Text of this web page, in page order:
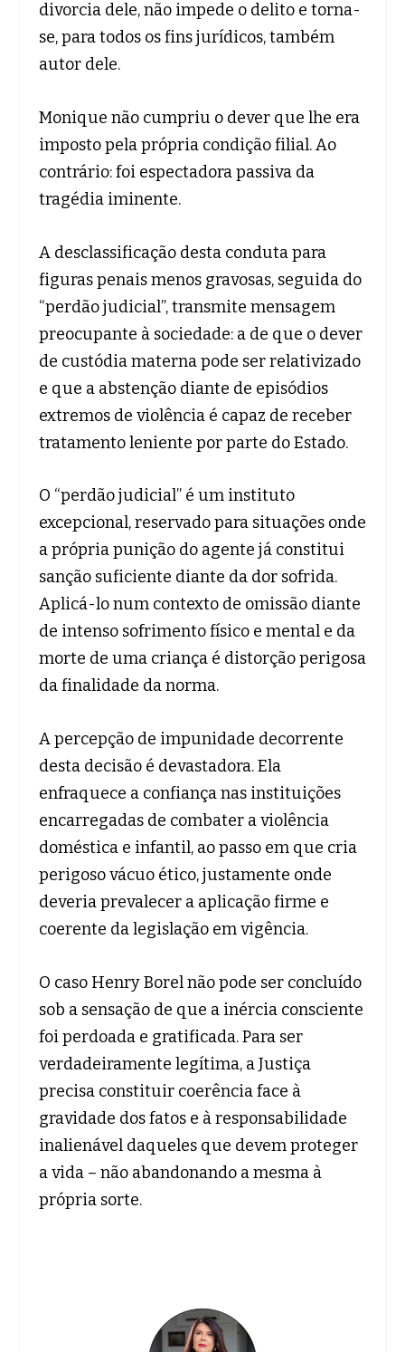
divorcia dele, não impede o delito e torna-
se, para todos os fins jurídicos, também
autor dele.
Monique não cumpriu o dever que lhe era
imposto pela própria condição filial. Ao
contrário: foi espectadora passiva da
tragédia iminente.
A desclassificação desta conduta para
figuras penais menos gravosas, seguida do
“perdão judicial”, transmite mensagem
preocupante à sociedade: a de que o dever
de custódia materna pode ser relativizado
e que a abstenção diante de episódios
extremos de violência é capaz de receber
tratamento leniente por parte do Estado.
O “perdão judicial” é um instituto
excepcional, reservado para situações onde
a própria punição do agente já constitui
sanção suficiente diante da dor sofrida.
Aplicá-lo num contexto de omissão diante
de intenso sofrimento físico e mental e da
morte de uma criança é distorção perigosa
da finalidade da norma.
A percepção de impunidade decorrente
desta decisão é devastadora. Ela
enfraquece a confiança nas instituições
encarregadas de combater a violência
doméstica e infantil, ao passo em que cria
perigoso vácuo ético, justamente onde
deveria prevalecer a aplicação firme e
coerente da legislação em vigência.
O caso Henry Borel não pode ser concluído
sob a sensação de que a inércia consciente
foi perdoada e gratificada. Para ser
verdadeiramente legítima, a Justiça
precisa constituir coerência face à
gravidade dos fatos e à responsabilidade
inalienável daqueles que devem proteger
a vida – não abandonando a mesma à
própria sorte.